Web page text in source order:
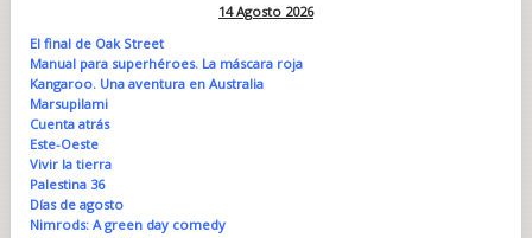
14 Agosto 2026
El final de Oak Street
Manual para superhéroes. La máscara roja
Kangaroo. Una aventura en Australia
Marsupilami
Cuenta atrás
Este-Oeste
Vivir la tierra
Palestina 36
Días de agosto
Nimrods: A green day comedy